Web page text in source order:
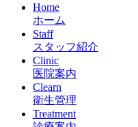
Home
ホーム
Staff
スタッフ紹介
Clinic
医院案内
Clearn
衛生管理
Treatment